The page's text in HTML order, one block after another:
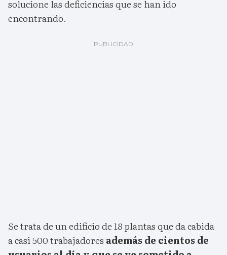
solucione las deficiencias que se han ido
encontrando.
Se trata de un edificio de 18 plantas que da cabida
a casi 500 trabajadores además de cientos de